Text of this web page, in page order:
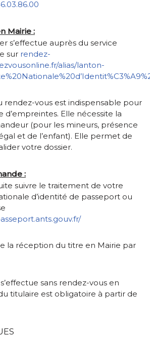
Mairie :
s’effectue auprès du service
sur rendez-
alias/lanton-
rendez-vous est indispensable pour
d’empreintes. Elle nécessite la
(pour les mineurs, présence
et de l’enfant). Elle permet de
votre dossier.
:
suivre le traitement de votre
d’identité de passeport ou
la réception du titre en Mairie par
sans rendez-vous en
titulaire est obligatoire à partir de